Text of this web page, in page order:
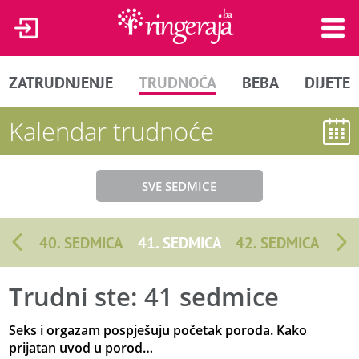
ZATRUDNJENJE TRUDNOĆA BEBA DIJETE
Kalendar trudnoće
SVE SEDMICE
40. SEDMICA 41. SEDMICA 42. SEDMICA
Trudni ste: 41 sedmice
Seks i orgazam pospješuju početak poroda. Kako
prijatan uvod u porod…